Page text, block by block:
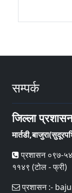
सम्पर्क
जिल्ला
प्रशासन ०९७-
११४९ (टोल - फ्री)
प्रशासन :-